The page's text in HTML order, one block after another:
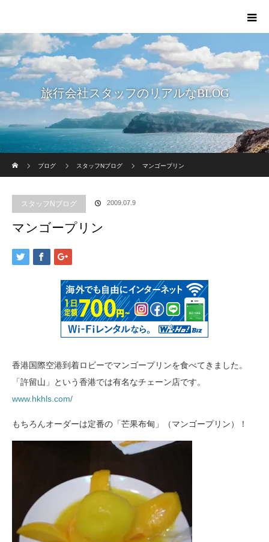
旅行会社スタッフのリアルなBLOG
ブログ
スタッフNブログ マンゴープリン
スタッフNブログ 2009.07.9
マンゴープリン
香港国際空港到着ロビーでマンゴープリンを食べてきました。
「許留山」という香港では有名なチェーン店です。
www.hkhls.com/
もちろんオーダーは定番の「芒果布甸」（マンゴープリン）！